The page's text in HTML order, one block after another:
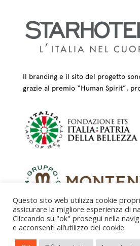
Il branding e il sito del progetto
grazie al premio “Human Spirit”,
Questo sito web utilizza cookie
assicurare la migliore esperienza di
Cliccando su "ok" prosegui nella
e acconsenti all’utilizzo dei cookie.